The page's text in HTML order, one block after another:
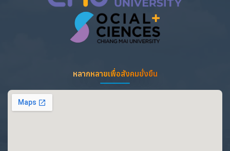
หลากหลายเพื่อสังคมยั่งยืน